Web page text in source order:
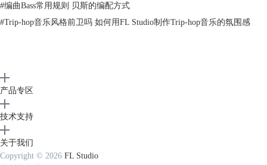
3、库乐队
制，这款app只能提供一些较为基础的功能，如果需要复杂的编曲混音功
能还是需要用到FL Studio这类基于电脑平台的DAW软件。
#编曲Bass常用规则 贝斯的编配方式
#Trip-hop音乐风格前卫吗 如何用FL Studio制作Trip-hop音乐的氛围感
产品专区
技术支持
关于我们
Copyright © 2026 FL Studio